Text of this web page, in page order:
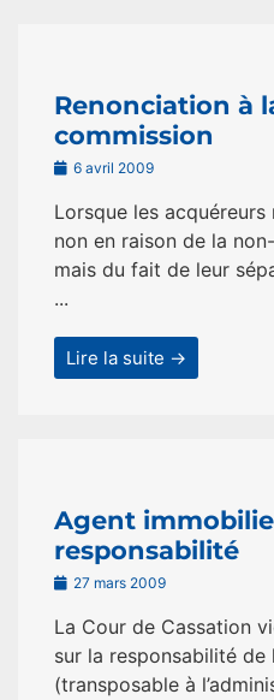
Renonciation à
commission
6 avril 2009
Lorsque les
non en raison de la
mais du fait de leur
...
Lire la suite →
Agent
responsabilité
27 mars 2009
La Cour de Cassation
sur la responsabilité de
(transposable à